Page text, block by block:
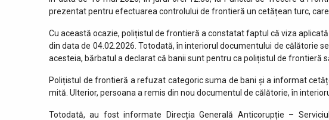
prezentat pentru efectuarea controlului de frontieră un cetățean turc, care
Cu această ocazie, polițistul de frontieră a constatat faptul că viza
din data de 04.02.2026. Totodată, în interiorul documentului de călătorie
acesteia, bărbatul a declarat că banii sunt pentru ca polițistul de frontieră
Polițistul de frontieră a refuzat categoric suma de bani și a informat
mită. Ulterior, persoana a remis din nou documentul de călătorie, în
Totodată, au fost informate Direcția Generală Anticorupție –